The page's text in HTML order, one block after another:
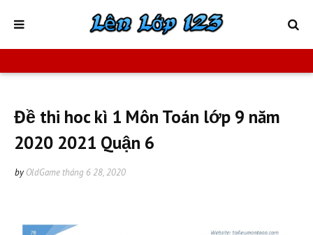
Đề thi hoc kì 1 Môn Toán lớp 9 năm
2020 2021 Quận 6
by OldGame tháng 6 28, 2020